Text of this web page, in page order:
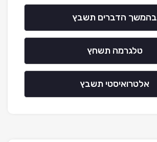
בהמשך הדברים תשבץ
טלגרמה תשחץ
אלטרואיסטי תשבץ